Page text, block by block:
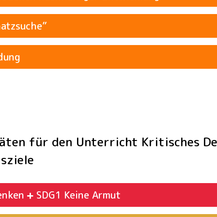
für den Unterricht Kritisches
SDG1 Keine Armut